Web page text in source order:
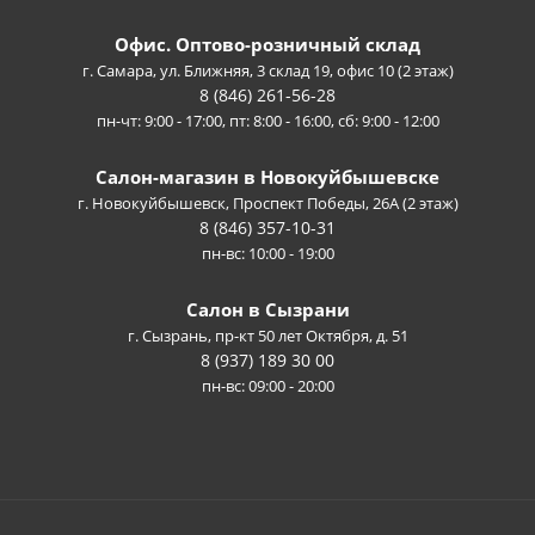
Офис. Оптово-розничный склад
г. Самара, ул. Ближняя, 3 склад 19, офис 10 (2 этаж)
8 (846) 261-56-28
пн-чт: 9:00 - 17:00, пт: 8:00 - 16:00, сб: 9:00 - 12:00
Салон-магазин в Новокуйбышевске
г. Новокуйбышевск, Проспект Победы, 26А (2 этаж)
8 (846) 357-10-31
пн-вс: 10:00 - 19:00
Салон в Сызрани
г. Сызрань, пр-кт 50 лет Октября, д. 51
8 (937) 189 30 00
пн-вс: 09:00 - 20:00